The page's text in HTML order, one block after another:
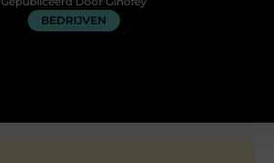
BEDRIJVEN